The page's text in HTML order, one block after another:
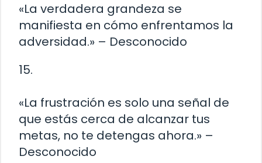
«La verdadera grandeza se
manifiesta en cómo enfrentamos la
adversidad.» – Desconocido
15.
«La frustración es solo una señal de
que estás cerca de alcanzar tus
metas, no te detengas ahora.» –
Desconocido